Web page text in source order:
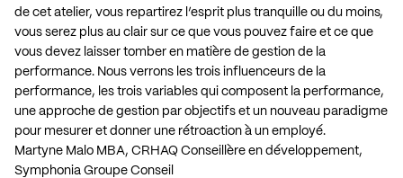
de cet atelier, vous repartirez l’esprit plus tranquille ou du moins,
vous serez plus au clair sur ce que vous pouvez faire et ce que
vous devez laisser tomber en matière de gestion de la
performance. Nous verrons les trois influenceurs de la
performance, les trois variables qui composent la performance,
une approche de gestion par objectifs et un nouveau paradigme
pour mesurer et donner une rétroaction à un employé.
Martyne Malo MBA, CRHAQ Conseillère en développement,
Symphonia Groupe Conseil